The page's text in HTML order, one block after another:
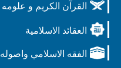
القرآن الكريم و علومه
العقائد الاسلامية
الفقه الاسلامي واصوله